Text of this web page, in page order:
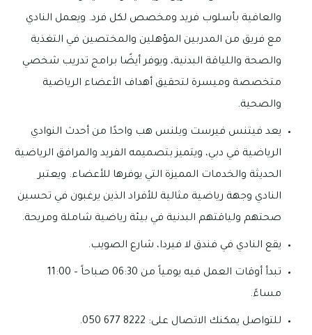
والعافية بأسلوب فريد ومخصص لكل فرد. ويعمل النادي
مع فريق من المدربين المؤهلين والمختصين في التغذية
والصحة واللياقة البدنية، ويوفر أيضًا برامج تدريب شخصي
متخصصة وميسرة لتحقيق أهداف الأعضاء الرياضية
والصحية.
يعد فيتنس فيرست ويلنس هب واحدًا من أحدث النوادي
الرياضية في دبي، ويتميز بتصميمه الفريد والمرافق الرياضية
الحديثة والخدمات المميزة التي يوفرها للأعضاء. ويعتبر
النادي وجهة رياضية مثالية للأفراد الذين يرغبون في تحسين
صحتهم ولياقتهم البدنية في بيئة رياضية شاملة ومريحة.
يقع النادي في فندق لا فيردا، شارع الصويب.
تبدأ أوقات العمل فيه يومياً من 06:30 صباحاً – 11:00
مساءً.
للتواصل يمكنك الاتصال على: 8222 677 050.